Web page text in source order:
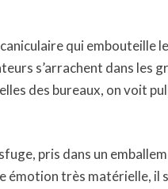
qui embouteille
s’arrachent dans les
des bureaux, on voit
pris dans un
émotion très matérielle, il